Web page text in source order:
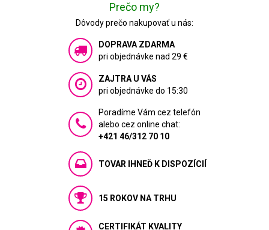
Prečo my?
Dôvody prečo nakupovať u nás:
DOPRAVA ZDARMA
pri objednávke nad 29 €
ZAJTRA U VÁS
pri objednávke do 15:30
Poradíme Vám cez telefón
alebo cez online chat:
+421 46/312 70 10
TOVAR IHNEĎ K DISPOZÍCIÍ
15 ROKOV NA TRHU
CERTIFIKÁT KVALITY